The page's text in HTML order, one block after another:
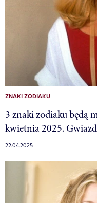
ZNAKI ZODIAKU
3 znaki zodiaku będą
kwietnia 2025.
22.04.2025